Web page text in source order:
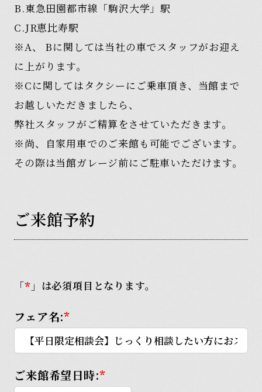
B.東急田園都市線「駒沢大学」駅
C.JR恵比寿駅
※A、 Bに関しては当社の車でスタッフがお迎え
に上がります。
※Cに関してはタクシーにご乗車頂き、当館まで
お越しいただきましたら、
弊社スタッフがご精算をさせていただきます。
※尚、自家用車でのご来館も可能でございます。
その際は当館ガレージ前にご駐車いただけます。
ご来館予約
「* 」は必須項目となります。
フェア名:*
ご来館希望日時:*